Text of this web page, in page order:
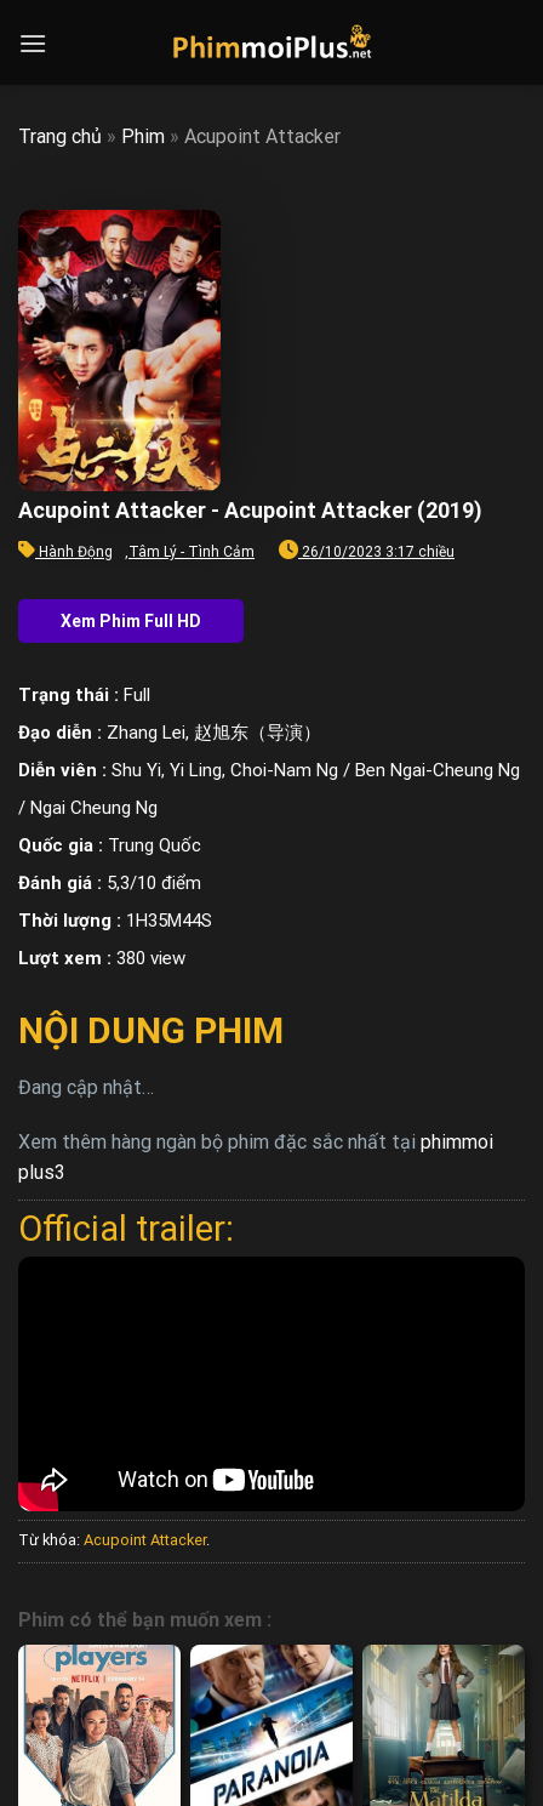
Trang chủ » Phim » Acupoint Attacker
Acupoint Attacker - Acupoint Attacker (2019)
Hành Động ,Tâm Lý - Tình Cảm 26/10/2023 3:17 chiều
Trạng thái : Full
Đạo diễn : Zhang Lei, 赵旭东（导演）
Diễn viên : Shu Yi, Yi Ling, Choi-Nam Ng / Ben Ngai-Cheung Ng
/ Ngai Cheung Ng
Quốc gia : Trung Quốc
Đánh giá : 5,3/10 điểm
Thời lượng : 1H35M44S
Lượt xem : 380 view
NỘI DUNG PHIM
Đang cập nhật…
Xem thêm hàng ngàn bộ phim đặc sắc nhất tại phimmoi
plus3
Official trailer:
Từ khóa: Acupoint Attacker.
Phim có thể bạn muốn xem :